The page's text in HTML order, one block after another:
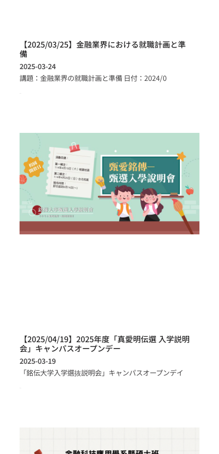
【2025/03/25】金融業界における就職計画と準
備
2025-03-24
講題：金融業界の就職計画と準備 日付：2024/0
【2025/04/19】2025年度「真愛明伝選 入学説明
会」キャンパスオープンデー
2025-03-19
「銘伝大学入学選抜説明会」キャンパスオープンデイ